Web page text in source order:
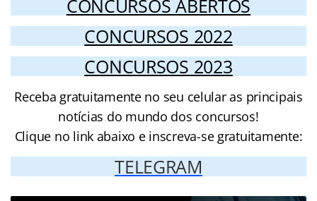
CONCURSOS ABERTOS
CONCURSOS 2022
CONCURSOS 2023
Receba gratuitamente no seu celular as principais
notícias do mundo dos concursos!
Clique no link abaixo e inscreva-se gratuitamente:
TELEGRAM